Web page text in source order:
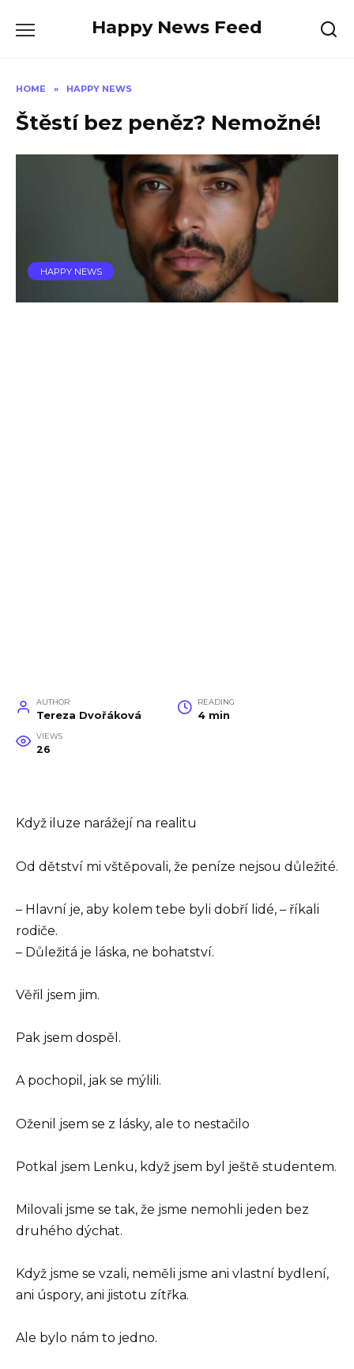
Happy News Feed
HOME » HAPPY NEWS
Štěstí bez peněz? Nemožné!
HAPPY NEWS
AUTHOR
Tereza Dvořáková
READING
4 min
VIEWS
26
Když iluze narážejí na realitu
Od dětství mi vštěpovali, že peníze nejsou důležité.
– Hlavní je, aby kolem tebe byli dobří lidé, – říkali
rodiče.
– Důležitá je láska, ne bohatství.
Věřil jsem jim.
Pak jsem dospěl.
A pochopil, jak se mýlili.
Oženil jsem se z lásky, ale to nestačilo
Potkal jsem Lenku, když jsem byl ještě studentem.
Milovali jsme se tak, že jsme nemohli jeden bez
druhého dýchat.
Když jsme se vzali, neměli jsme ani vlastní bydlení,
ani úspory, ani jistotu zítřka.
Ale bylo nám to jedno.